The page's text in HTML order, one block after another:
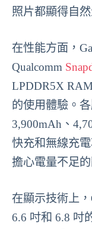
照片都顯得自然
在性能方面，
Qualcomm
LPDDR5X
的使用體驗。
3,900mAh、
快充和無線充
擔心電量不足的
在顯示技術上，
6.6 吋和 6.8 吋